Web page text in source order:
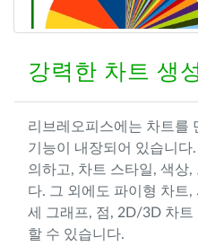
강력한 차트 생
리브레오피스에는 차트를
기능이 내장되어 있습니다
의하고, 차트 스타일, 색상,
다. 그 외에도 파이형 차트
세 그래프, 점, 2D/3D 차트
할 수 있습니다.